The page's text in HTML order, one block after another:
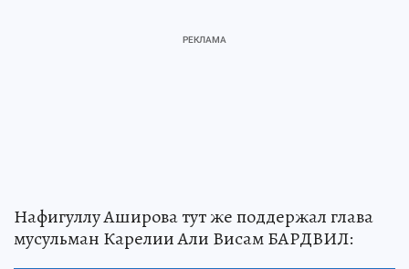
Нафигуллу Аширова тут же поддержал глава
мусульман Карелии Али Висам БАРДВИЛ: